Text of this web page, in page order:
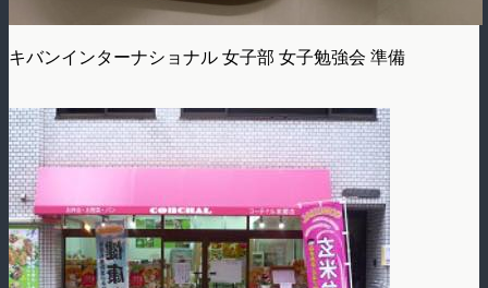
キバンインターナショナル 女子部 女子勉強会 準備